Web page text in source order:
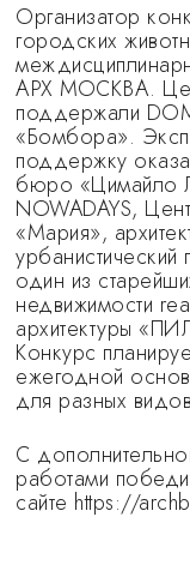
Организатор
городских
АРХ МОСКВА.
поддержали
«Бомбора».
поддержку
бюро «Цимайло
NOWADAYS,
«Мария»,
один из
недвижимости
архитектуры
Конкурс
ежегодной
для разных
С
работами
сайте https://